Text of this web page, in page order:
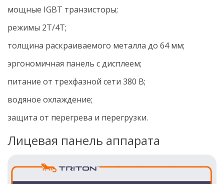
мощные IGBT транзисторы;
режимы 2Т/4Т;
толщина раскраиваемого металла до 64 мм;
эргономичная панель с дисплеем;
питание от трехфазной сети 380 В;
водяное охлаждение;
защита от перегрева и перегрузки.
Лицевая панель аппарата